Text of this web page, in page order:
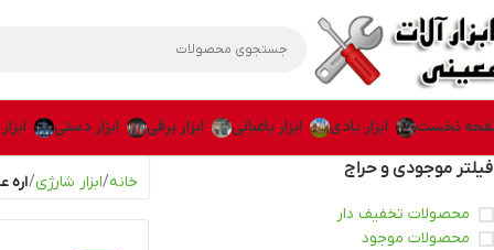
نخست ابزار بادی ابزار باغبانی ابزار برقی ابزار دستی
فیلتر موجودی و حراج
محصولات تخفیف دار
محصولات موجود
خانه ابزار شارژی اره